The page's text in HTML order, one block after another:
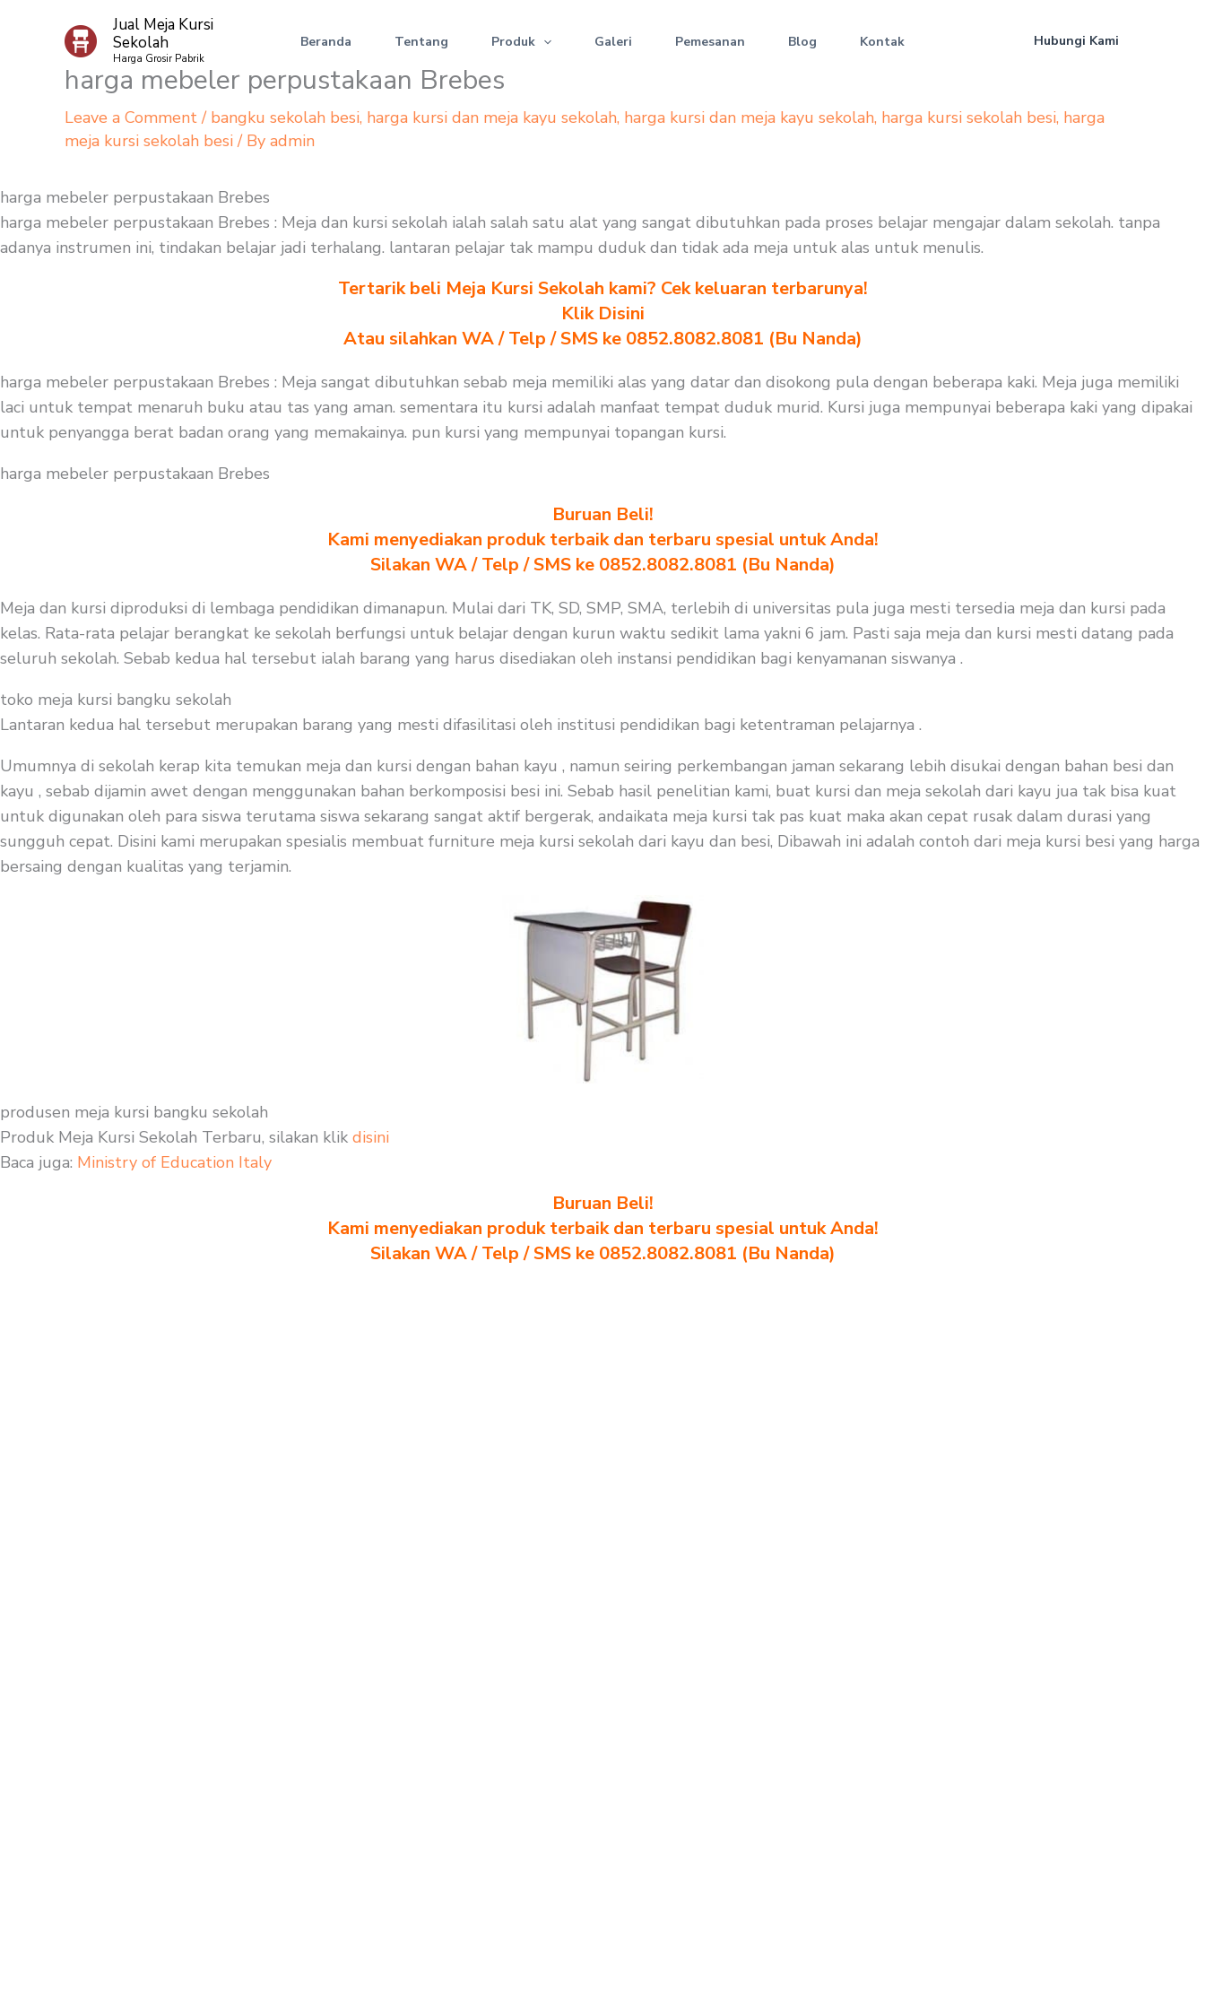
Jual Meja Kursi
Sekolah
Harga Grosir Pabrik
Beranda Tentang Produk Galeri Pemesanan Blog Kontak Hubungi Kami
harga mebeler perpustakaan Brebes
Leave a Comment / bangku sekolah besi, harga kursi dan meja kayu sekolah, harga kursi dan meja kayu sekolah, harga kursi sekolah besi, harga
meja kursi sekolah besi/ By admin
harga mebeler perpustakaan Brebes
harga mebeler perpustakaan Brebes : Meja dan kursi sekolah ialah salah satu alat yang sangat dibutuhkan pada proses belajar mengajar dalam sekolah. tanpa
adanya instrumen ini, tindakan belajar jadi terhalang. lantaran pelajar tak mampu duduk dan tidak ada meja untuk alas untuk menulis.
Tertarik beli Meja Kursi Sekolah kami? Cek keluaran terbarunya!
Klik Disini
Atau silahkan WA / Telp / SMS ke 0852.8082.8081 (Bu Nanda)
harga mebeler perpustakaan Brebes : Meja sangat dibutuhkan sebab meja memiliki alas yang datar dan disokong pula dengan beberapa kaki. Meja juga memiliki
laci untuk tempat menaruh buku atau tas yang aman. sementara itu kursi adalah manfaat tempat duduk murid. Kursi juga mempunyai beberapa kaki yang dipakai
untuk penyangga berat badan orang yang memakainya. pun kursi yang mempunyai topangan kursi.
harga mebeler perpustakaan Brebes
Buruan Beli!
Kami menyediakan produk terbaik dan terbaru spesial untuk Anda!
Silakan WA / Telp / SMS ke 0852.8082.8081 (Bu Nanda)
Meja dan kursi diproduksi di lembaga pendidikan dimanapun. Mulai dari TK, SD, SMP, SMA, terlebih di universitas pula juga mesti tersedia meja dan kursi pada
kelas. Rata-rata pelajar berangkat ke sekolah berfungsi untuk belajar dengan kurun waktu sedikit lama yakni 6 jam. Pasti saja meja dan kursi mesti datang pada
seluruh sekolah. Sebab kedua hal tersebut ialah barang yang harus disediakan oleh instansi pendidikan bagi kenyamanan siswanya .
toko meja kursi bangku sekolah
Lantaran kedua hal tersebut merupakan barang yang mesti difasilitasi oleh institusi pendidikan bagi ketentraman pelajarnya .
Umumnya di sekolah kerap kita temukan meja dan kursi dengan bahan kayu , namun seiring perkembangan jaman sekarang lebih disukai dengan bahan besi dan
kayu , sebab dijamin awet dengan menggunakan bahan berkomposisi besi ini. Sebab hasil penelitian kami, buat kursi dan meja sekolah dari kayu jua tak bisa kuat
untuk digunakan oleh para siswa terutama siswa sekarang sangat aktif bergerak, andaikata meja kursi tak pas kuat maka akan cepat rusak dalam durasi yang
sungguh cepat. Disini kami merupakan spesialis membuat furniture meja kursi sekolah dari kayu dan besi, Dibawah ini adalah contoh dari meja kursi besi yang harga
bersaing dengan kualitas yang terjamin.
produsen meja kursi bangku sekolah
Produk Meja Kursi Sekolah Terbaru, silakan klik disini
Baca juga: Ministry of Education Italy
Buruan Beli!
Kami menyediakan produk terbaik dan terbaru spesial untuk Anda!
Silakan WA / Telp / SMS ke 0852.8082.8081 (Bu Nanda)